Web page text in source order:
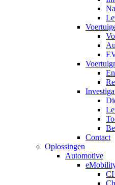
Contact
Oplossingen
Automotive